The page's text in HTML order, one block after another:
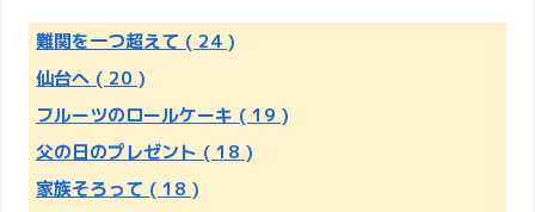
難関を一つ超えて ( 24 )
仙台へ ( 20 )
フルーツのロールケーキ ( 19 )
父の日のプレゼント ( 18 )
家族そろって ( 18 )